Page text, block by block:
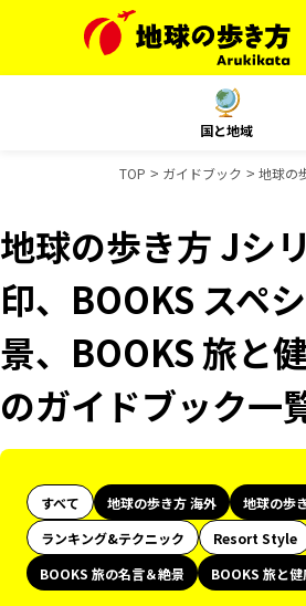
国と地域
TOP ガイドブック 地球の
地球の歩き方 Jシ
印、BOOKS スペ
景、BOOKS 旅と
のガイドブック一
すべて 地球の歩き方 海外 地球の歩
ランキング&テクニック
Resort Style
BOOKS 旅の名言＆絶景
BOOKS 旅と健